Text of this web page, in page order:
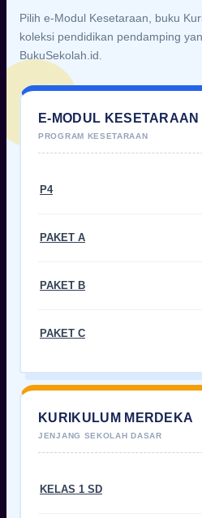
Pilih e-Modul Kesetaraan, buku
koleksi pendidikan pendamping
BukuSekolah.id.
E-MODUL KESETARAAN
P4
PAKET A
PAKET B
PAKET C
KURIKULUM MERDEKA
KELAS 1 SD